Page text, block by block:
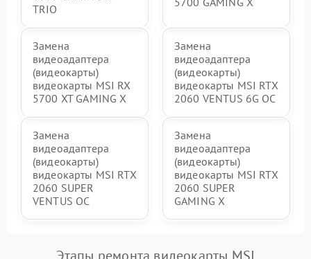
TRIO
Замена
видеоадаптера
(видеокарты)
видеокарты MSI RX
5700 XT GAMING X
Замена
видеоадаптера
(видеокарты)
видеокарты MSI RTX
2060 VENTUS 6G OC
Замена
видеоадаптера
(видеокарты)
видеокарты MSI RTX
2060 SUPER
VENTUS OC
Замена
видеоадаптера
(видеокарты)
видеокарты MSI RTX
2060 SUPER
GAMING X